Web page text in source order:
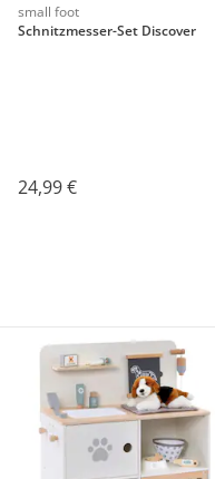
small foot
Schnitzmesser-Set Discover
24,99 €